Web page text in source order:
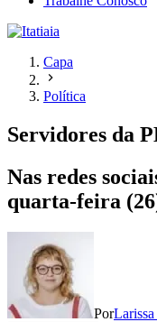
Capa
Política
Servidores da
Nas redes
quarta-feira
Por